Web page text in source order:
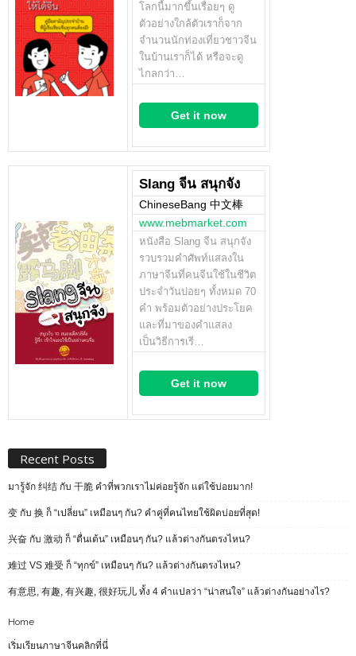
โลกนี้มากขึ้นเรื่อยๆ ดู
ตัวอย่างใกล้ตัวเราก็จาก
จำนวนนักท่องเที่ยวชาวจีน
ในบ้านเราก็ได้ หรือจะดู
ไกลกว่า…
Get it now
Slang จีน สนุกจัง
ChineseBang 中文棒
www.mebmarket.com
หนังสือ Slang จีน สนุกจัง
รวบรวมคำศัพท์แสลงใน
ภาษาจีนที่คนจีนใช้ในชีวิต
ประจำวันบ่อยๆ ทั้งหมด 70
คำ พร้อมตัวอย่างประโยค
และที่มาของคำแสลง
เป็นวิธีการเรี…
Get it now
Recent Posts
มารู้จัก 纠结 กับ 干脆 คำที่พวกเราไม่ค่อยรู้จัก แต่ใช้บ่อยมาก!
变 กับ 换 ก็ “เปลี่ยน” เหมือนๆ กัน? คำคู่ที่คนไทยใช้ผิดบ่อยที่สุด!
兴奋 กับ 激动 ก็ “ตื่นเต้น” เหมือนๆ กัน? แล้วต่างกันตรงไหน?
难过 VS 难受 ก็ “ทุกข์” เหมือนๆ กัน? แล้วต่างกันตรงไหน?
有意思, 有趣, 有兴趣, 很好玩儿 ทั้ง 4 คำแปลว่า “น่าสนใจ” แล้วต่างกันอย่างไร?
Home
เริ่มเรียนภาษาจีนคลิกที่นี่